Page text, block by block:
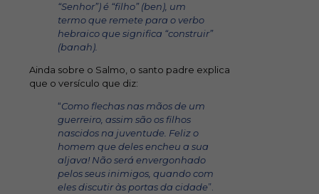
“Senhor”) é “filho” (ben), um
termo que remete para o verbo
hebraico que significa “construir”
(banah).
Ainda sobre o Salmo, o santo padre explica
que o versículo que diz:
“Como flechas nas mãos de um
guerreiro, assim são os filhos
nascidos na juventude. Feliz o
homem que deles encheu a sua
aljava! Não será envergonhado
pelos seus inimigos, quando com
eles discutir às portas da cidade”.